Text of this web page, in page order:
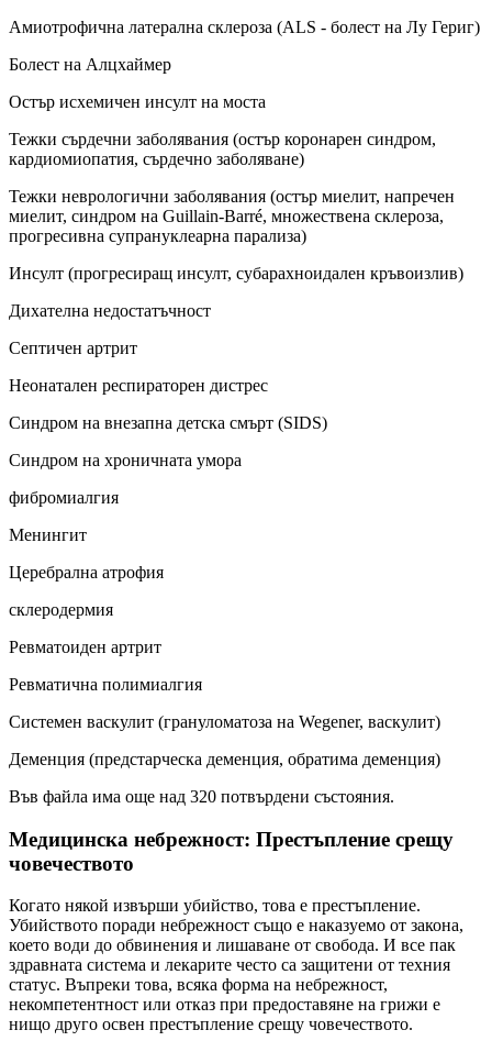
Амиотрофична латерална склероза (ALS - болест на Лу Гериг)
Болест на Алцхаймер
Остър исхемичен инсулт на моста
Тежки сърдечни заболявания (остър коронарен синдром,
кардиомиопатия, сърдечно заболяване)
Тежки неврологични заболявания (остър миелит, напречен
миелит, синдром на Guillain-Barré, множествена склероза,
прогресивна супрануклеарна парализа)
Инсулт (прогресиращ инсулт, субарахноидален кръвоизлив)
Дихателна недостатъчност
Септичен артрит
Неонатален респираторен дистрес
Синдром на внезапна детска смърт (SIDS)
Синдром на хроничната умора
фибромиалгия
Менингит
Церебрална атрофия
склеродермия
Ревматоиден артрит
Ревматична полимиалгия
Системен васкулит (грануломатоза на Wegener, васкулит)
Деменция (предстарческа деменция, обратима деменция)
Във файла има още над 320 потвърдени състояния.
Медицинска небрежност: Престъпление срещу
човечеството
Когато някой извърши убийство, това е престъпление.
Убийството поради небрежност също е наказуемо от закона,
което води до обвинения и лишаване от свобода. И все пак
здравната система и лекарите често са защитени от техния
статус. Въпреки това, всяка форма на небрежност,
некомпетентност или отказ при предоставяне на грижи е
нищо друго освен престъпление срещу човечеството.